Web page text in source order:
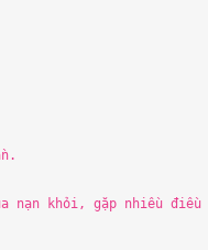
nạn khỏi, gặpnhiều điều